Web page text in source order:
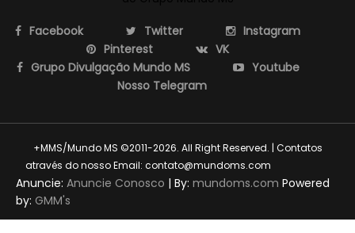
Facebook Twitter
Instagram
Pinterest
VK
Grupo Divulgação Mundo MS
Youtube
Nosso Telegram
+MMS/Mundo MS ©2011-2026. All Right Reserved. | Contatos
através do nosso Email: contato@mundoms.com
Anuncie: Anuncie Conosco | By: mundoms.com Powered
by: GMM's